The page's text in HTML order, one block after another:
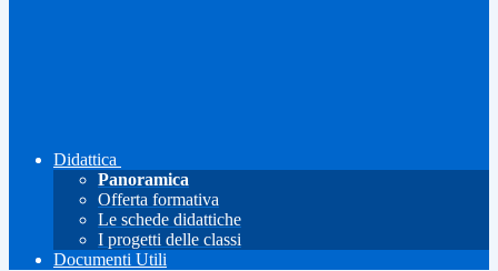
Didattica
Panoramica
Offerta formativa
Le schede didattiche
I progetti delle classi
Documenti Utili